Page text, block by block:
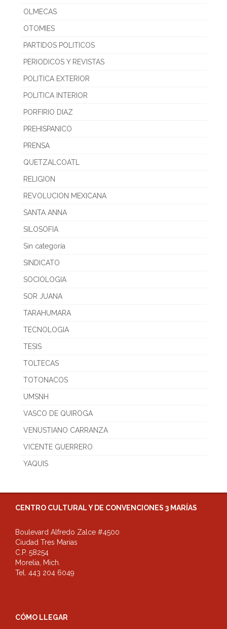
OLMECAS
OTOMIES
PARTIDOS POLITICOS
PERIODICOS Y REVISTAS
POLITICA EXTERIOR
POLITICA INTERIOR
PORFIRIO DIAZ
PREHISPANICO
PRENSA
QUETZALCOATL
RELIGION
REVOLUCION MEXICANA
SANTA ANNA
SILOSOFIA
Sin categoría
SINDICATO
SOCIOLOGIA
SOR JUANA
TARAHUMARA
TECNOLOGIA
TESIS
TOLTECAS
TOTONACOS
UMSNH
VASCO DE QUIROGA
VENUSTIANO CARRANZA
VICENTE GUERRERO
YAQUIS
CENTRO CULTURAL Y DE CONVENCIONES 3 MARÍAS
Boulevard Alfredo Zalce #4500
Ciudad Tres Marias
C.P. 58254
Morelia, Mich.
Tel. 443 204 6049
CÓMO LLEGAR